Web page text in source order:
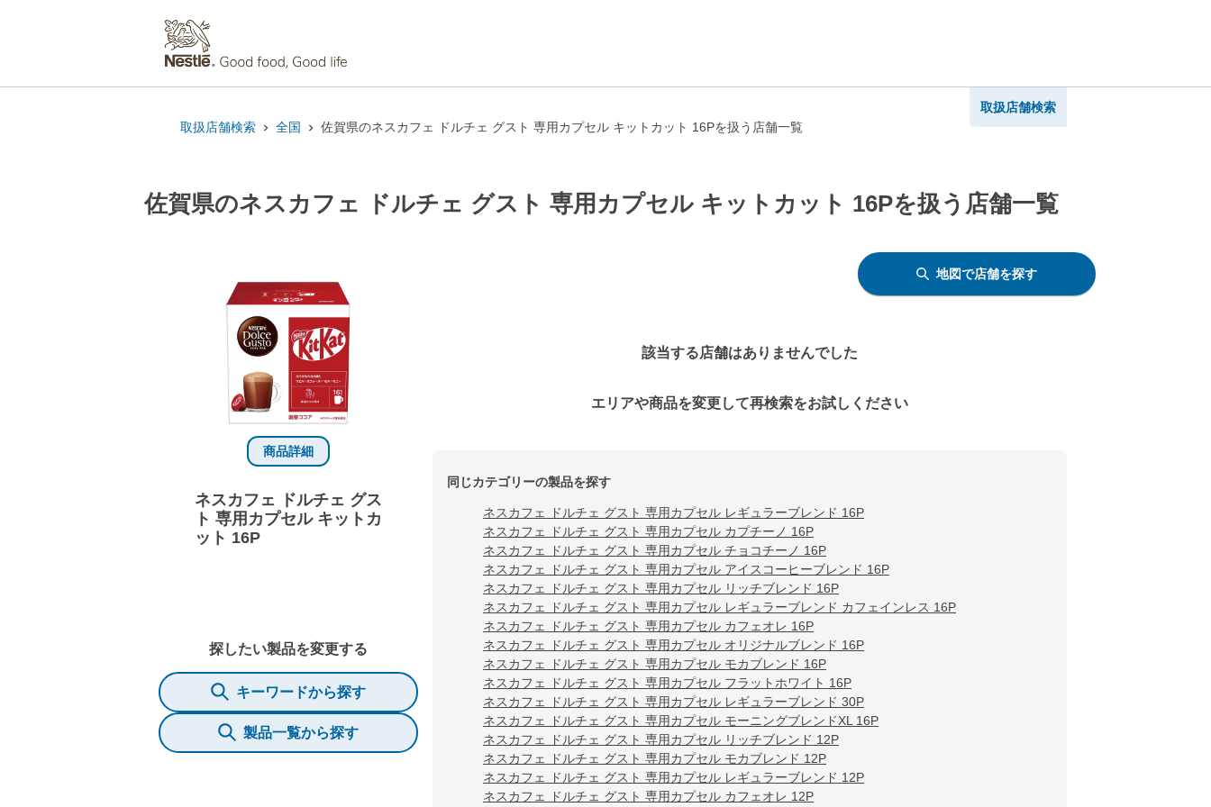
取扱店舗検索 全国 佐賀県のネスカフェ ドルチェ グスト 専用カプセル キットカット 16Pを扱う店舗一覧
取扱店舗検索
佐賀県のネスカフェ ドルチェ グスト 専用カプセル キットカット 16Pを扱う店舗一覧
商品詳細
ネスカフェ ドルチェ グス
ト 専用カプセル キットカ
ット 16P
探したい製品を変更する
キーワードから探す
製品一覧から探す
地図で店舗を探す
該当する店舗はありませんでした
エリアや商品を変更して再検索をお試しください
同じカテゴリーの製品を探す
ネスカフェ ドルチェ グスト 専用カプセル レギュラーブレンド 16P
ネスカフェ ドルチェ グスト 専用カプセル カプチーノ 16P
ネスカフェ ドルチェ グスト 専用カプセル チョコチーノ 16P
ネスカフェ ドルチェ グスト 専用カプセル アイスコーヒーブレンド 16P
ネスカフェ ドルチェ グスト 専用カプセル リッチブレンド 16P
ネスカフェ ドルチェ グスト 専用カプセル レギュラーブレンド カフェインレス 16P
ネスカフェ ドルチェ グスト 専用カプセル カフェオレ 16P
ネスカフェ ドルチェ グスト 専用カプセル オリジナルブレンド 16P
ネスカフェ ドルチェ グスト 専用カプセル モカブレンド 16P
ネスカフェ ドルチェ グスト 専用カプセル フラットホワイト 16P
ネスカフェ ドルチェ グスト 専用カプセル レギュラーブレンド 30P
ネスカフェ ドルチェ グスト 専用カプセル モーニングブレンドXL 16P
ネスカフェ ドルチェ グスト 専用カプセル リッチブレンド 12P
ネスカフェ ドルチェ グスト 専用カプセル モカブレンド 12P
ネスカフェ ドルチェ グスト 専用カプセル レギュラーブレンド 12P
ネスカフェ ドルチェ グスト 専用カプセル カフェオレ 12P